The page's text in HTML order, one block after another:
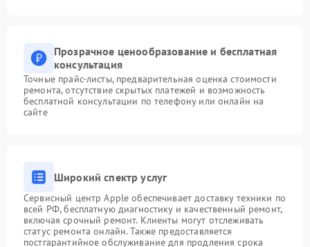
Прозрачное ценообразование и бесплатная
консультация
Точные прайс-листы, предварительная оценка стоимости
ремонта, отсутствие скрытых платежей и возможность
бесплатной консультации по телефону или онлайн на
сайте
Широкий спектр услуг
Сервисный центр Apple обеспечивает доставку техники по
всей РФ, бесплатную диагностику и качественный ремонт,
включая срочный ремонт. Клиенты могут отслеживать
статус ремонта онлайн. Также предоставляется
постгарантийное обслуживание для продления срока